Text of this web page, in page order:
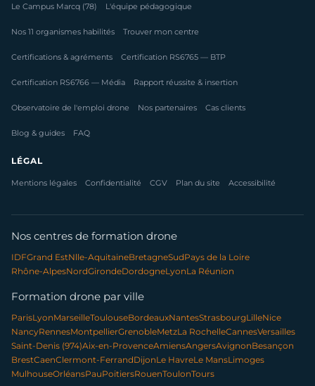
Le Campus Marcq (78) L'équipe pédagogique
Nos 11 organismes habilités Trouver mon centre
Certifications & agréments Certification RS6765 — BTP
Certification RS6766 — Média Rapport réussite & insertion
Observatoire de l'emploi drone Nos partenaires Cas clients
Blog & guides FAQ
LÉGAL
Mentions légales Confidentialité CGV Plan du site Accessibilité
Nos centres de formation drone
IDFGrand EstNlle-AquitaineBretagneSudPays de la Loire
Rhône-AlpesNordGirondeDordogneLyonLa Réunion
Formation drone par ville
ParisLyonMarseilleToulouseBordeauxNantesStrasbourgLilleNice
NancyRennesMontpellierGrenobleMetzLa RochelleCannesVersailles
Saint-Denis (974)Aix-en-ProvenceAmiensAngersAvignonBesançon
BrestCaenClermont-FerrandDijonLe HavreLe MansLimoges
MulhouseOrléansPauPoitiersRouenToulonTours